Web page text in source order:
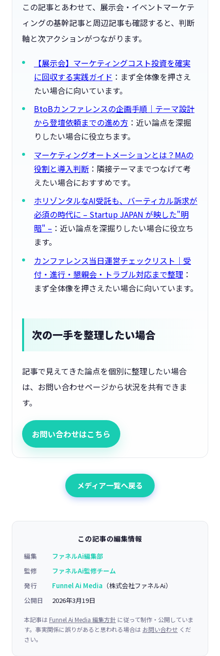
この記事とあわせて、展示会・イベントマーケテ
ィングの基幹記事と周辺記事も確認すると、判断
軸と次アクションがつながります。
【展示会】マーケティングコスト投資を確実
に回収する実践ガイド ：まず全体像を押さえ
たい場合に向いています。
BtoBカンファレンスの企画手順｜テーマ設計
から登壇依頼までの進め方 ：近い論点を深掘
りしたい場合に役立ちます。
マーケティングオートメーションとは？MAの
役割と導入判断 ：隣接テーマまでつなげて考
えたい場合におすすめです。
ホリゾンタルなAI受託も、バーティカル訴求が
必須の時代に – Startup JAPAN が映した"明
暗" – ：近い論点を深掘りしたい場合に役立ち
ます。
カンファレンス当日運営チェックリスト｜受
付・進行・懇親会・トラブル対応まで整理 ：
まず全体像を押さえたい場合に向いています。
次の一手を整理したい場合
記事で見えてきた論点を個別に整理したい場合
は、お問い合わせページから状況を共有できま
す。
お問い合わせはこちら
メディア一覧へ戻る
この記事の編集情報
編集
ファネルAi編集部
監修
ファネルAi監修チーム
発行
Funnel Ai Media （株式会社ファネルAi）
公開日
2026年3月19日
本記事は Funnel Ai Media 編集方針 に従って制作・公開していま
す。事実関係に誤りがあると思われる場合は お問い合わせ くだ
さい。